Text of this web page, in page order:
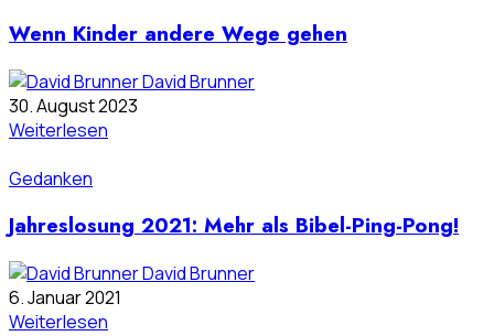
Wenn Kinder andere Wege gehen
David Brunner
30. August 2023
Weiterlesen
Gedanken
Jahreslosung 2021: Mehr als Bibel-Ping-Pong!
David Brunner
6. Januar 2021
Weiterlesen